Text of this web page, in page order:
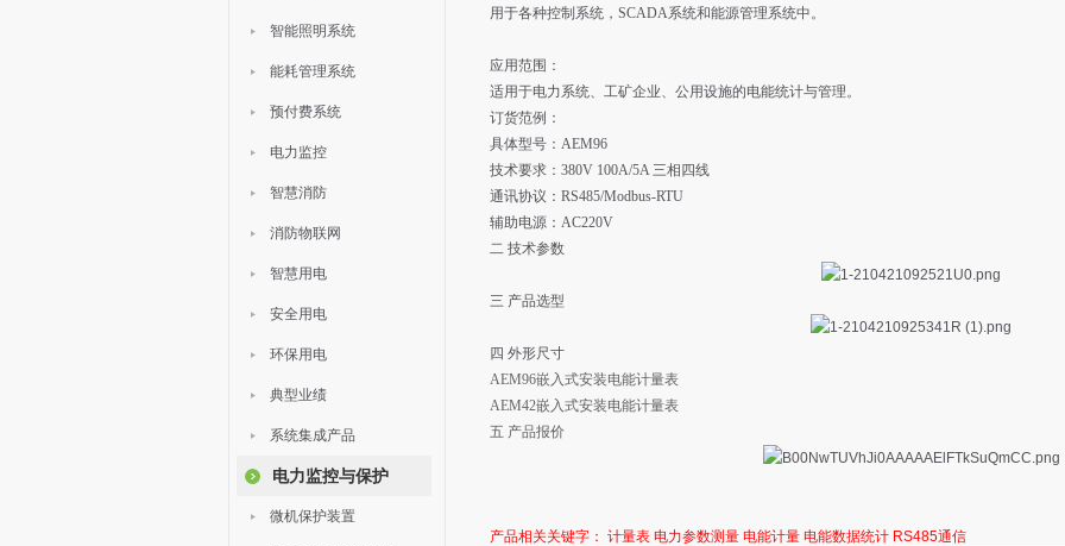
智能照明系统
能耗管理系统
预付费系统
电力监控
智慧消防
消防物联网
智慧用电
安全用电
环保用电
典型业绩
系统集成产品
电力监控与保护
微机保护装置
用于各种控制系统，SCADA系统和能源管理系统中。
应用范围：
适用于电力系统、工矿企业、公用设施的电能统计与管理。
订货范例：
具体型号：AEM96
技术要求：380V 100A/5A 三相四线
通讯协议：RS485/Modbus-RTU
辅助电源：AC220V
二 技术参数
三 产品选型
四 外形尺寸
AEM96嵌入式安装电能计量表
AEM42嵌入式安装电能计量表
五 产品报价
产品相关关键字： 计量表 电力参数测量 电能计量 电能数据统计 RS485通信